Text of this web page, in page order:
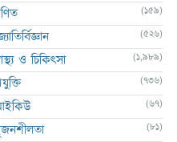
(159)
(526)
ও চিকিৎসা (1,989)
(736)
(67)
(81)